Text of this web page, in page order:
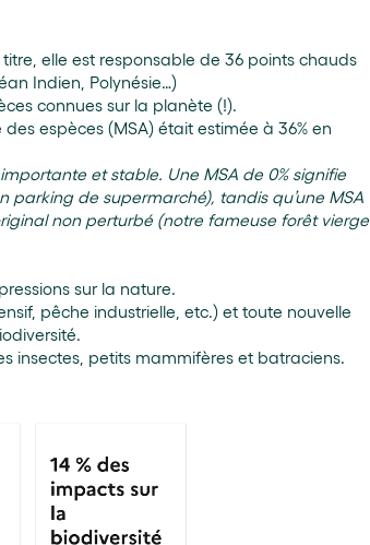
elle est responsable de 36 points chauds
Indien, Polynésie…)
connues sur la planète (!).
espèces (MSA) était estimée à 36% en
et stable. Une MSA de 0% signifie
parking de supermarché), tandis qu’une MSA
non perturbé (notre fameuse forêt vierge
sur la nature.
pêche industrielle, etc.) et toute nouvelle
insectes, petits mammifères et batraciens.